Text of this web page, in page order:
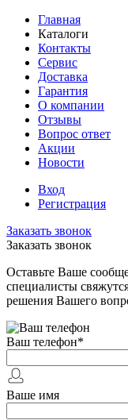
Главная
Каталоги
Контакты
Сервис
Доставка
Гарантия
О компании
Отзывы
Вопрос ответ
Акции
Новости
Вход
Регистрация
Заказать звонок
Заказать звонок
Оставьте Ваше
специалисты
решения Вашего
Ваш телефон*
Ваше имя